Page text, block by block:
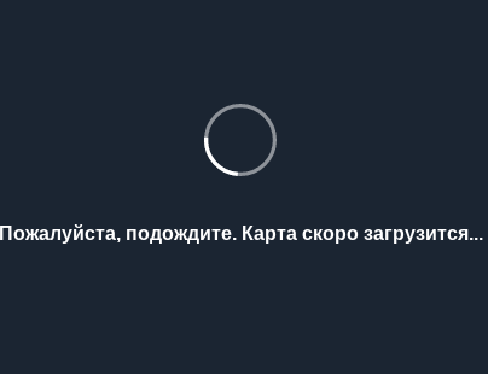
Пожалуйста, подождите. Карта скоро загрузится...